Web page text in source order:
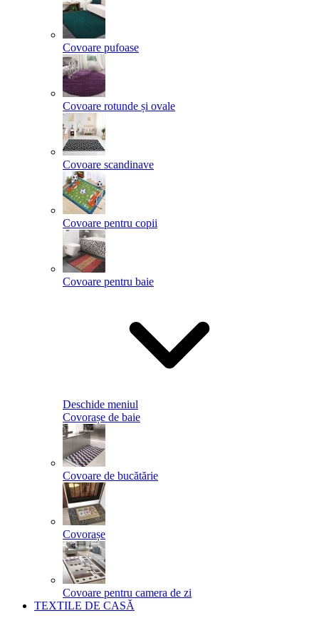
Covoare pufoase
Covoare rotunde și ovale
Covoare scandinave
Covoare pentru copii
Covoare pentru baie
Deschide meniul
Covorașe de baie
Covoare de bucătărie
Covorașe
Covoare pentru camera de zi
TEXTILE DE CASĂ